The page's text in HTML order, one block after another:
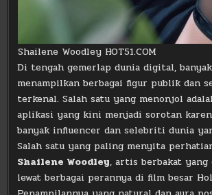
Shailene Woodley HOT51.COM
Di tengah gemerlap dunia digital,
menampilkan berbagai figur publik dan
terkenal. Salah satu yang menonjol
aplikasi yang kini menjadi sorotan
banyak influencer dan selebriti dunia
Salah satu yang paling menyita
Shailene Woodley, artis berbakat yang
lewat berbagai perannya di film besar